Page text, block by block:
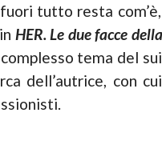
tutto resta
HER. Le due facce
tema del
dell’autrice, con